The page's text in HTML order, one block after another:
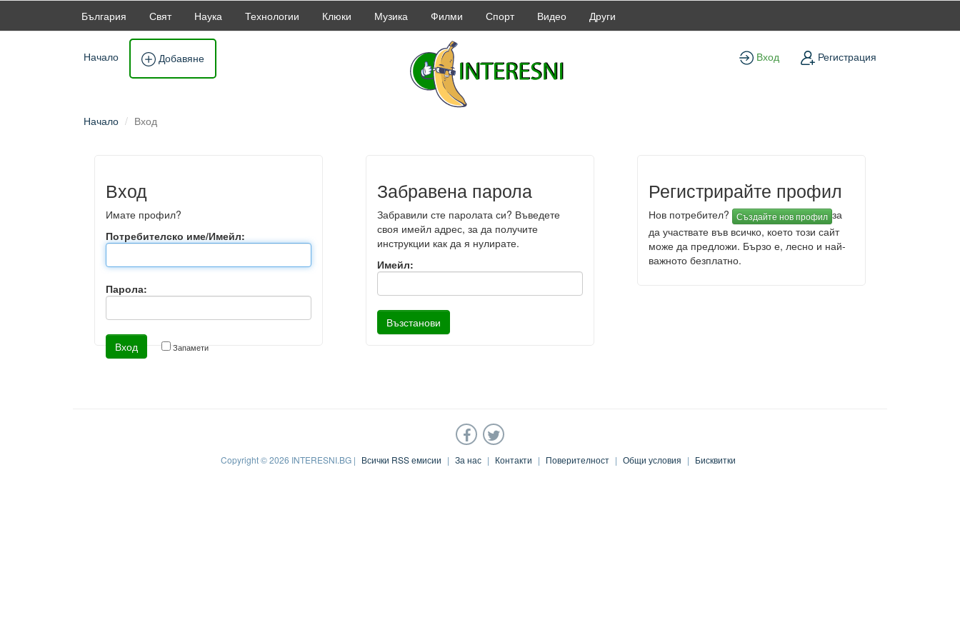
България Свят Наука Технологии Клюки Музика Филми Спорт Видео Други
Начало Регистрация
Вход
Добавяне
Начало Вход
Вход
Имате профил?
Потребителско име/Имейл:
Парола:
Запамети
Забравена парола
Забравили сте паролата си? Въведете
своя имейл адрес, за да получите
инструкции как да я нулирате.
Имейл:
Регистрирайте профил
Нов потребител? Създайте нов профил за
да участвате във всичко, което този сайт
може да предложи. Бързо е, лесно и най-
важното безплатно.
Copyright © 2026 INTERESNI.BG | Всички RSS емисии | За нас | Контакти | Поверителност | Общи условия | Бисквитки